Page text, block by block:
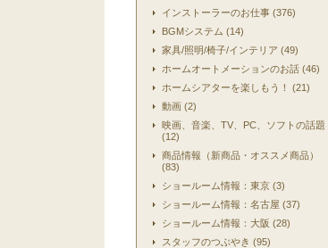
インストーラーのお仕事 (376)
BGMシステム (14)
家具/照明/椅子/インテリア (49)
ホームオートメーションのお話 (46)
ホームシアターを楽しもう！ (21)
動画 (2)
映画、音楽、TV、PC、ソフトの話題
(12)
商品情報（新商品・オススメ商品）
(83)
ショールーム情報：東京 (3)
ショールーム情報：名古屋 (37)
ショールーム情報：大阪 (28)
スタッフのつぶやき (95)